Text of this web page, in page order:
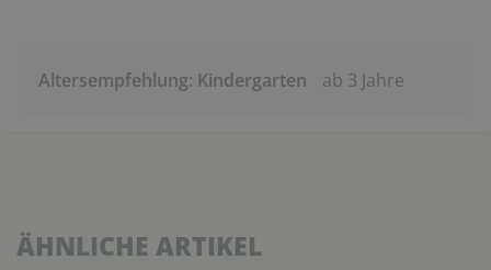
Altersempfehlung: Kindergarten ab 3 Jahre
ÄHNLICHE ARTIKEL